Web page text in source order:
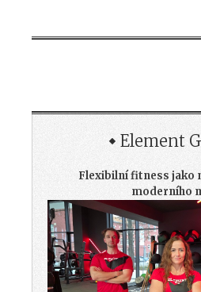
Element
Flexibilní fitness jako
moderního